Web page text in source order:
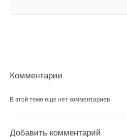
Комментарии
В этой теме еще нет комментариев
Добавить комментарий